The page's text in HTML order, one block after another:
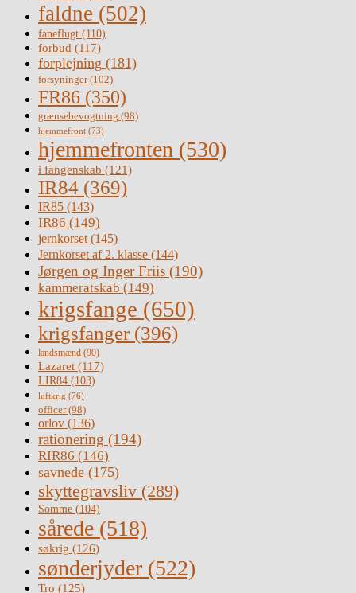
faldne (502)
faneflugt (110)
forbud (117)
forplejning (181)
forsyninger(102)
FR86 (350)
grænsebevogtning (98)
hjemmefront (73)
hjemmefronten (530)
i fangenskab (121)
IR84 (369)
IR85 (143)
IR86 (149)
jernkorset(145)
Jernkorset af 2. klasse (144)
Jørgen og Inger Friis (190)
kammeratskab (149)
krigsfange (650)
krigsfanger (396)
landsmænd (90)
Lazaret (117)
LIR84 (103)
luftkrig (76)
officer(98)
orlov (136)
rationering (194)
RIR86 (146)
savnede (175)
skyttegravsliv (289)
Somme (104)
sårede (518)
søkrig (126)
sønderjyder (522)
Tro (125)